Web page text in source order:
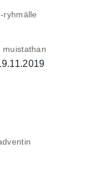
ryhmälle
muistathan